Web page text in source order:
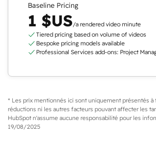
Baseline Pricing
1 $US/a rendered video minute
Tiered pricing based on volume of videos
Bespoke pricing models available
Professional Services add-ons: Project
* Les prix mentionnés ici sont uniquement présentés
réductions ni les autres facteurs pouvant affecter les
HubSpot n'assume aucune responsabilité pour les
19/08/2025